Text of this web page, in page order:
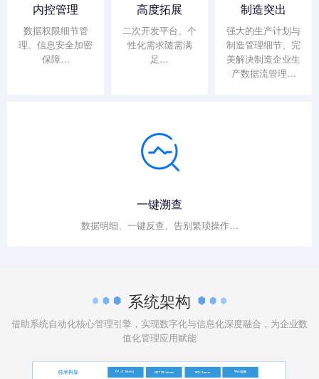
内控管理
数据权限细节管
理、信息安全加密
保障…
高度拓展
二次开发平台、个
性化需求随需满
足…
制造突出
强大的生产计划与
制造管理细节、完
美解决制造企业生
产数据流管理…
一键溯查
数据明细、一键反查、告别繁琐操作…
系统架构
借助系统自动化核心管理引擎，实现数字化与信息化深度融合，为企业数
值化管理应用赋能